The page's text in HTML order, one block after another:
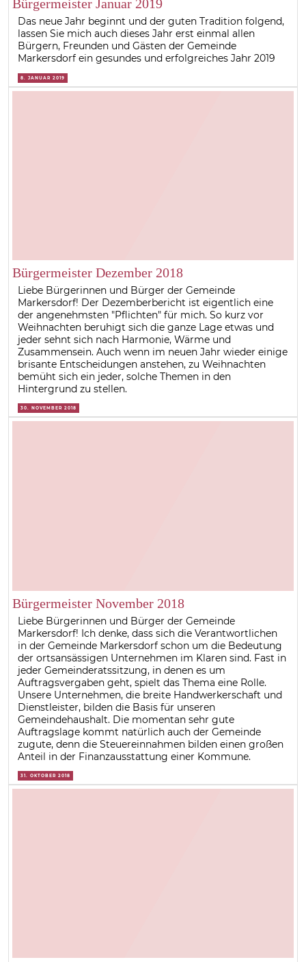
Bürgermeister Januar 2019
Das neue Jahr beginnt und der guten Tradition folgend,
lassen Sie mich auch dieses Jahr erst einmal allen
Bürgern, Freunden und Gästen der Gemeinde
Markersdorf ein gesundes und erfolgreiches Jahr 2019
8. JANUAR 2019
Bürgermeister Dezember 2018
Liebe Bürgerinnen und Bürger der Gemeinde
Markersdorf! Der Dezemberbericht ist eigentlich eine
der angenehmsten "Pflichten" für mich. So kurz vor
Weihnachten beruhigt sich die ganze Lage etwas und
jeder sehnt sich nach Harmonie, Wärme und
Zusammensein. Auch wenn im neuen Jahr wieder einige
brisante Entscheidungen anstehen, zu Weihnachten
bemüht sich ein jeder, solche Themen in den
Hintergrund zu stellen.
30. NOVEMBER 2018
Bürgermeister November 2018
Liebe Bürgerinnen und Bürger der Gemeinde
Markersdorf! Ich denke, dass sich die Verantwortlichen
in der Gemeinde Markersdorf schon um die Bedeutung
der ortsansässigen Unternehmen im Klaren sind. Fast in
jeder Gemeinderatssitzung, in denen es um
Auftragsvergaben geht, spielt das Thema eine Rolle.
Unsere Unternehmen, die breite Handwerkerschaft und
Dienstleister, bilden die Basis für unseren
Gemeindehaushalt. Die momentan sehr gute
Auftragslage kommt natürlich auch der Gemeinde
zugute, denn die Steuereinnahmen bilden einen großen
Anteil in der Finanzausstattung einer Kommune.
31. OKTOBER 2018